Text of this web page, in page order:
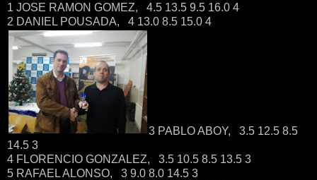
1 JOSE RAMON GOMEZ, 4.5 13.5 9.5 16.0 4
2 DANIEL POUSADA, 4 13.0 8.5 15.0 4
3 PABLO ABOY, 3.5 12.5 8.5
14.5 3
4 FLORENCIO GONZALEZ, 3.5 10.5 8.5 13.5 3
5 RAFAEL ALONSO, 3 9.0 8.0 14.5 3